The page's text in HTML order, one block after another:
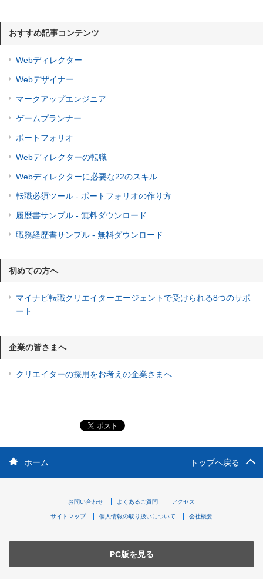
おすすめ記事コンテンツ
Webディレクター
Webデザイナー
マークアップエンジニア
ゲームプランナー
ポートフォリオ
Webディレクターの転職
Webディレクターに必要な22のスキル
転職必須ツール - ポートフォリオの作り方
履歴書サンプル - 無料ダウンロード
職務経歴書サンプル - 無料ダウンロード
初めての方へ
マイナビ転職クリエイターエージェントで受けられる8つのサポ
ート
企業の皆さまへ
クリエイターの採用をお考えの企業さまへ
ホーム トップへ戻る
お問い合わせ よくあるご質問 アクセス
サイトマップ 個人情報の取り扱いについて 会社概要
PC版を見る